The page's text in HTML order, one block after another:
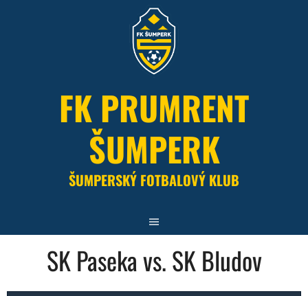
FK PRUMRENT
ŠUMPERK
ŠUMPERSKÝ FOTBALOVÝ KLUB
SK Paseka vs. SK Bludov